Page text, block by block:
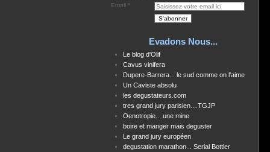
Email
Evadons Nous...
Le blog d'Olif
Cavus vinifera
Dupere-Barrera... le sud comme on l'aime
Un Caviste absolu
les degustateurs.com
tres grand jury parisien....TGJP
Oenotropie... une mine
boire et manger mais deguster
Le grand jury européen
degustation marathon... Serial Bottler